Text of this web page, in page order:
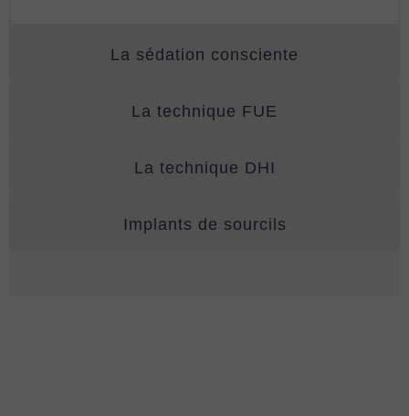
La sédation consciente
La technique FUE
La technique DHI
Implants de sourcils